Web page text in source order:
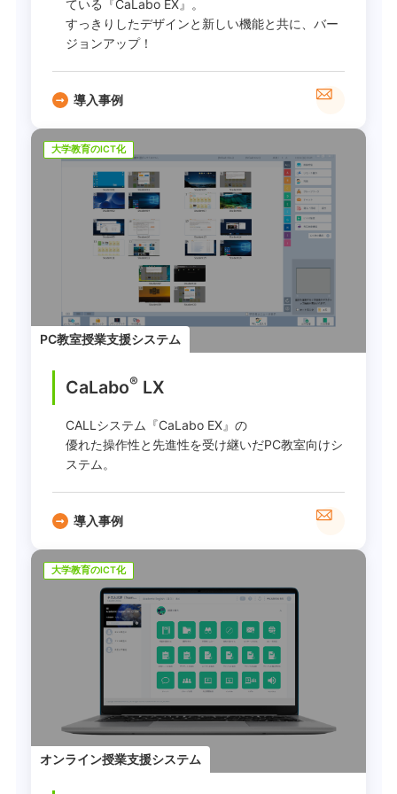
ている『CaLabo EX』。
すっきりしたデザインと新しい機能と共に、バー
ジョンアップ！
導入事例
大学教育のICT化
PC教室授業支援システム
CaLabo® LX
CALLシステム『CaLabo EX』の
優れた操作性と先進性を受け継いだPC教室向けシ
ステム。
導入事例
大学教育のICT化
オンライン授業支援システム